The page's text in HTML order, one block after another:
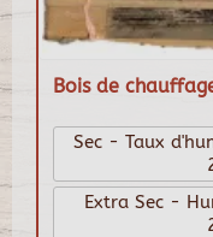
Bois de
Sec - Taux
Extra Sec -